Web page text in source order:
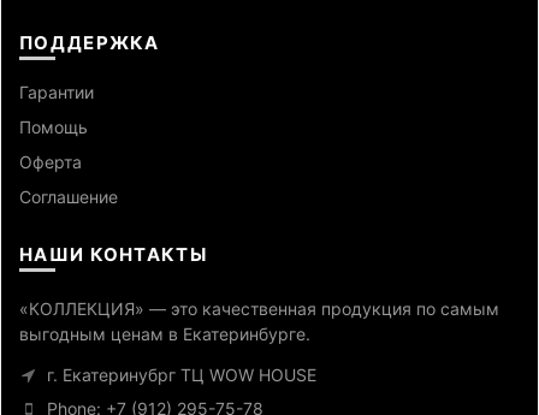
ПОДДЕРЖКА
Гарантии
Помощь
Оферта
Cоглашение
НАШИ КОНТАКТЫ
«КОЛЛЕКЦИЯ» — это качественная продукция по самым
выгодным ценам в Екатеринбурге.
г. Екатеринубрг ТЦ WOW HOUSE
Phone: +7 (912) 295-75-78